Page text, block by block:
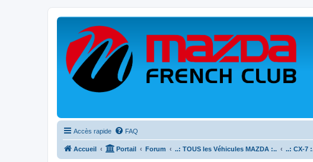
Accès rapide FAQ
Accueil Portail Forum ..: TOUS les Véhicules MAZDA :.. ..: CX-7